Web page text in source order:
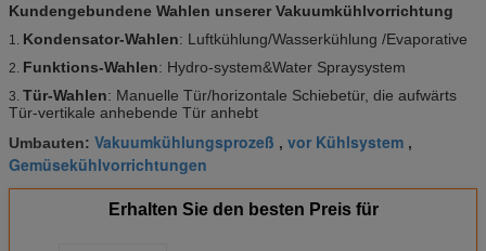
Kundengebundene Wahlen unserer Vakuumkühlvorrichtung
1. Kondensator-Wahlen: Luftkühlung/Wasserkühlung /Evaporative
2. Funktions-Wahlen: Hydro-system&Water Spraysystem
3. Tür-Wahlen: Manuelle Tür/horizontale Schiebetür, die aufwärts
Tür-vertikale anhebende Tür anhebt
Umbauten: Vakuumkühlungsprozeß , vor Kühlsystem ,
Gemüsekühlvorrichtungen
Erhalten Sie den besten Preis für